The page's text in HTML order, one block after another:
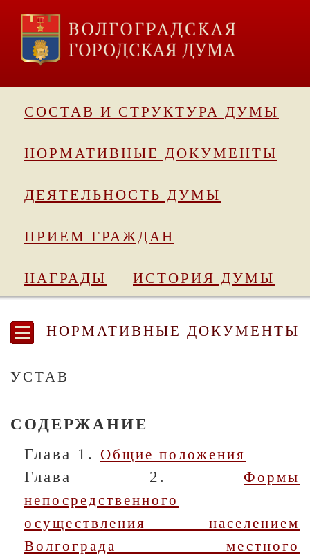
СОСТАВ И СТРУКТУРА ДУМЫ
НОРМАТИВНЫЕ ДОКУМЕНТЫ
ДЕЯТЕЛЬНОСТЬ ДУМЫ
ПРИЕМ ГРАЖДАН
НАГРАДЫ ИСТОРИЯ ДУМЫ
НОРМАТИВНЫЕ ДОКУМЕНТЫ
УСТАВ
СОДЕРЖАНИЕ
Глава 1. Общие положения
Глава 2. Формы
непосредственного
осуществления населением
Волгограда местного